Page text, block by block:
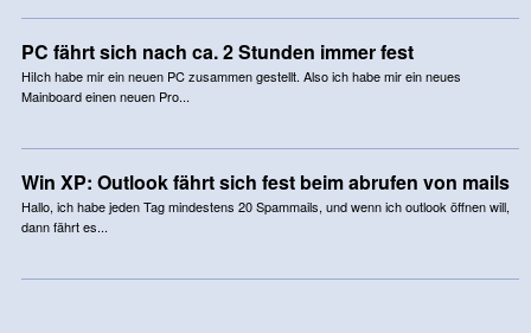
PC fährt sich nach ca. 2 Stunden immer fest
HiIch habe mir ein neuen PC zusammen gestellt. Also ich habe mir ein neues
Mainboard einen neuen Pro...
Win XP: Outlook fährt sich fest beim abrufen von mails
Hallo, ich habe jeden Tag mindestens 20 Spammails, und wenn ich outlook öffnen will,
dann fährt es...